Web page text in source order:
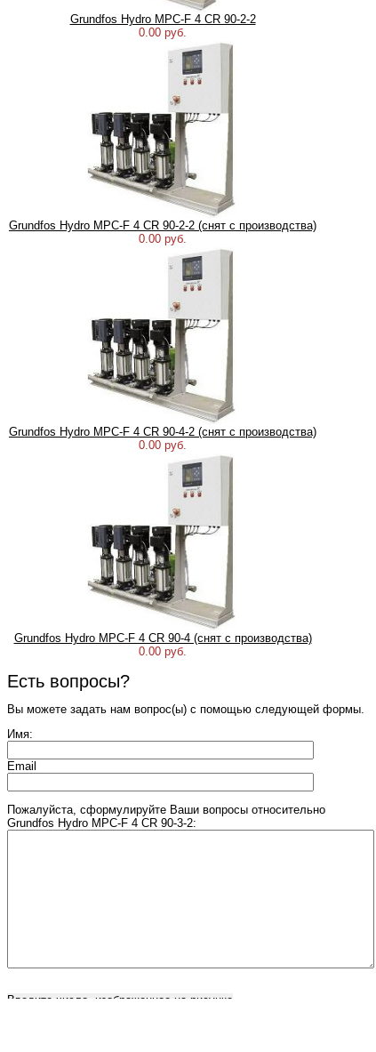
Grundfos Hydro MPC-F 4 CR 90-2-2
0.00 руб.
Grundfos Hydro MPC-F 4 CR 90-2-2 (снят с производства)
0.00 руб.
Grundfos Hydro MPC-F 4 CR 90-4-2 (снят с производства)
0.00 руб.
Grundfos Hydro MPC-F 4 CR 90-4 (снят с производства)
0.00 руб.
Есть вопросы?
Вы можете задать нам вопрос(ы) с помощью следующей формы.
Имя:
Email
Пожалуйста, сформулируйте Ваши вопросы относительно
Grundfos Hydro MPC-F 4 CR 90-3-2:
Введите число, изображенное на рисунке